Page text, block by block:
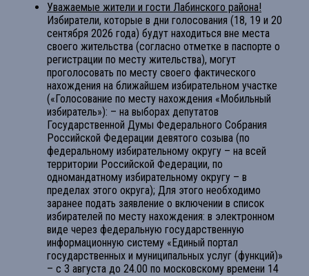
Уважаемые жители и гости Лабинского района!
Избиратели, которые в дни голосования (18, 19 и 20
сентября 2026 года) будут находиться вне места
своего жительства (согласно отметке в паспорте о
регистрации по месту жительства), могут
проголосовать по месту своего фактического
нахождения на ближайшем избирательном участке
(«Голосование по месту нахождения «Мобильный
избиратель»): – на выборах депутатов
Государственной Думы Федерального Собрания
Российской Федерации девятого созыва (по
федеральному избирательному округу – на всей
территории Российской Федерации, по
одномандатному избирательному округу – в
пределах этого округа); Для этого необходимо
заранее подать заявление о включении в список
избирателей по месту нахождения: в электронном
виде через федеральную государственную
информационную систему «Единый портал
государственных и муниципальных услуг (функций)»
– с 3 августа до 24.00 по московскому времени 14